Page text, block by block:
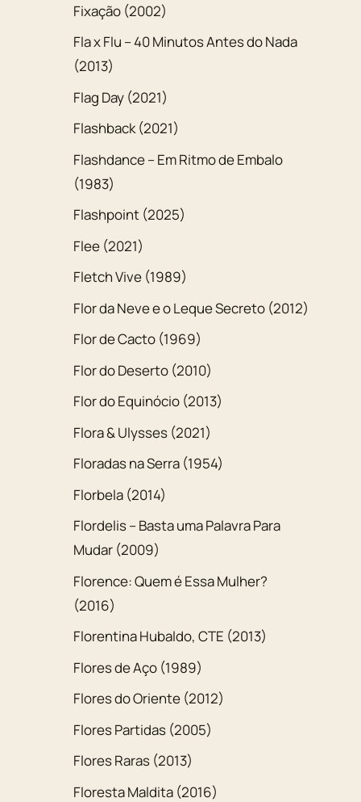
Fixação (2002)
Fla x Flu – 40 Minutos Antes do Nada
(2013)
Flag Day (2021)
Flashback (2021)
Flashdance – Em Ritmo de Embalo
(1983)
Flashpoint (2025)
Flee (2021)
Fletch Vive (1989)
Flor da Neve e o Leque Secreto (2012)
Flor de Cacto (1969)
Flor do Deserto (2010)
Flor do Equinócio (2013)
Flora & Ulysses (2021)
Floradas na Serra (1954)
Florbela (2014)
Flordelis – Basta uma Palavra Para
Mudar (2009)
Florence: Quem é Essa Mulher?
(2016)
Florentina Hubaldo, CTE (2013)
Flores de Aço (1989)
Flores do Oriente (2012)
Flores Partidas (2005)
Flores Raras (2013)
Floresta Maldita (2016)